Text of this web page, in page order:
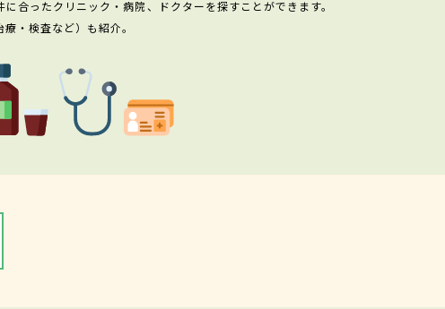
合ったクリニック・病院、ドクターを探すことができます。
・検査など）も紹介。